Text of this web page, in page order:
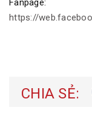
https://
CHIA SẺ: